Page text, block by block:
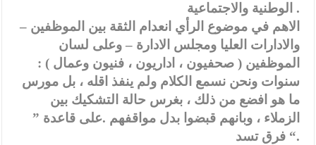
الوطنية والاجتماعية .
– الاهم في موضوع الرأي انعدام الثقة بين الموظفين
والادارات العليا ومجلس الادارة – وعلى لسان
الموظفين ( صحفيون ، اداريون ، فنيون وعمال ) :
سنوات ونحن نسمع الكلام ولم ينفذ اقله ، بل مورس
ما هو افضع من ذلك ، بغرس حالة التشكيك بين
الزملاء ، وبانهم قبضوا بدل مواقفهم .على قاعدة ”
فرق تسد “.